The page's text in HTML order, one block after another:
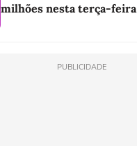
milhões nesta terça-feira
PUBLICIDADE